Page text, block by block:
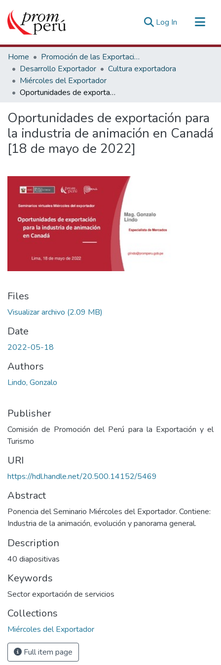
Log In (current)
Communities & Collections
All of DSpace
Statistics
Estadísticas Externas
Home
Promoción de las Exportaciones
Desarrollo Exportador
Cultura exportadora
Miércoles del Exportador
Oportunidades de exportación para la industria de animación en Canadá [18 de mayo de 2022]
Oportunidades de exportación para
la industria de animación en Canadá
[18 de mayo de 2022]
Files
Visualizar archivo (2.09 MB)
Date
2022-05-18
Authors
Lindo, Gonzalo
Publisher
Comisión de Promoción del Perú para la Exportación y el
Turismo
URI
https://hdl.handle.net/20.500.14152/5469
Abstract
Ponencia del Seminario Miércoles del Exportador. Contiene:
Industria de la animación, evolución y panorama general.
Description
40 diapositivas
Keywords
Sector exportación de servicios
Collections
Miércoles del Exportador
Full item page